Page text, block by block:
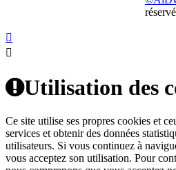
Utilisation des
Ce site utilise ses propres cookies et
services et obtenir des données
utilisateurs. Si vous continuez à
vous acceptez son utilisation. Pour